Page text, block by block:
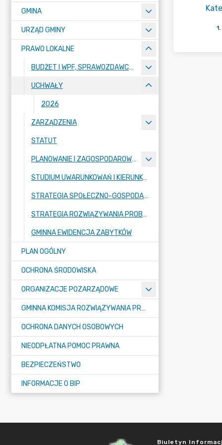
GMINA
URZĄD GMINY
PRAWO LOKALNE
BUDŻET I WPF, SPRAWOZDAWCZOŚĆ
UCHWAŁY
2026
ZARZĄDZENIA
STATUT
PLANOWANIE I ZAGOSPODAROWANIE PRZESTRZENNE
STUDIUM UWARUNKOWAŃ I KIERUNKÓW ZAGOSPODAROWANIA PRZESTRZENNEGO
STRATEGIA SPOŁECZNO-GOSPODARCZA GMINY PŁOŚNICA
STRATEGIA ROZWIĄZYWANIA PROBLEMÓW SPOŁECZNYCH W GMINIE PŁOŚNICA NA LATA 2016-2025
GMINNA EWIDENCJA ZABYTKÓW
PLAN OGÓLNY
OCHRONA ŚRODOWISKA
ORGANIZACJE POZARZĄDOWE
GMINNA KOMISJA ROZWIĄZYWANIA PROBLEMÓW ALKOHOLOWYCH
OCHRONA DANYCH OSOBOWYCH
NIEODPŁATNA POMOC PRAWNA
BEZPIECZEŃSTWO
INFORMACJE O BIP
1.
Biuletyn